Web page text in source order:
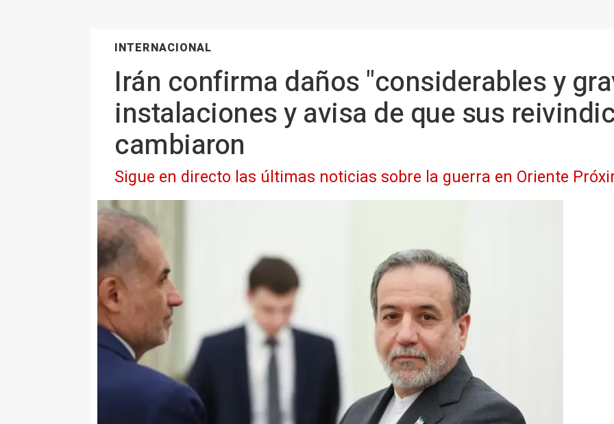
INTERNACIONAL
Irán confirma daños "considerables y
instalaciones y avisa de que sus
cambiaron
Sigue en directo las últimas noticias sobre la guerra en Oriente